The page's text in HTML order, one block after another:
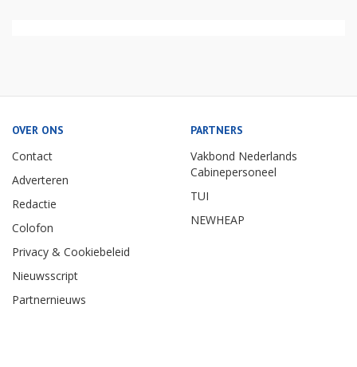
OVER ONS
Contact
Adverteren
Redactie
Colofon
Privacy & Cookiebeleid
Nieuwsscript
Partnernieuws
PARTNERS
Vakbond Nederlands
Cabinepersoneel
TUI
NEWHEAP